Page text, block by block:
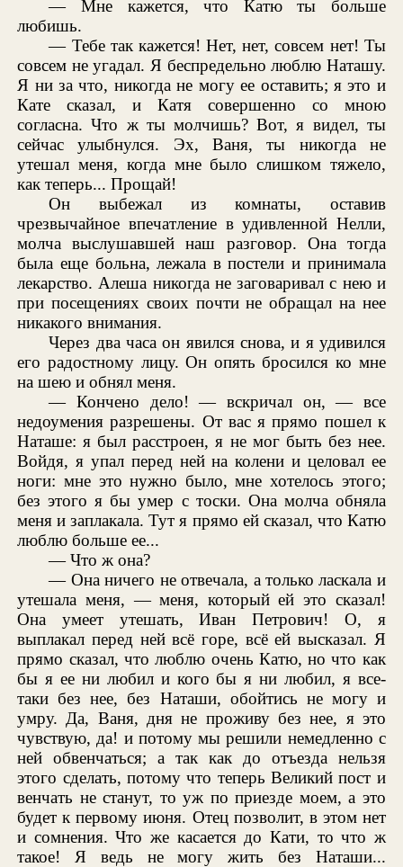
— Мне кажется, что Катю ты больше
любишь.
— Тебе так кажется! Нет, нет, совсем нет! Ты
совсем не угадал. Я беспредельно люблю Наташу.
Я ни за что, никогда не могу ее оставить; я это и
Кате сказал, и Катя совершенно со мною
согласна. Что ж ты молчишь? Вот, я видел, ты
сейчас улыбнулся. Эх, Ваня, ты никогда не
утешал меня, когда мне было слишком тяжело,
как теперь... Прощай!
Он выбежал из комнаты, оставив
чрезвычайное впечатление в удивленной Нелли,
молча выслушавшей наш разговор. Она тогда
была еще больна, лежала в постели и принимала
лекарство. Алеша никогда не заговаривал с нею и
при посещениях своих почти не обращал на нее
никакого внимания.
Через два часа он явился снова, и я удивился
его радостному лицу. Он опять бросился ко мне
на шею и обнял меня.
— Кончено дело! — вскричал он, — все
недоумения разрешены. От вас я прямо пошел к
Наташе: я был расстроен, я не мог быть без нее.
Войдя, я упал перед ней на колени и целовал ее
ноги: мне это нужно было, мне хотелось этого;
без этого я бы умер с тоски. Она молча обняла
меня и заплакала. Тут я прямо ей сказал, что Катю
люблю больше ее...
— Что ж она?
— Она ничего не отвечала, а только ласкала и
утешала меня, — меня, который ей это сказал!
Она умеет утешать, Иван Петрович! О, я
выплакал перед ней всё горе, всё ей высказал. Я
прямо сказал, что люблю очень Катю, но что как
бы я ее ни любил и кого бы я ни любил, я все-
таки без нее, без Наташи, обойтись не могу и
умру. Да, Ваня, дня не проживу без нее, я это
чувствую, да! и потому мы решили немедленно с
ней обвенчаться; а так как до отъезда нельзя
этого сделать, потому что теперь Великий пост и
венчать не станут, то уж по приезде моем, а это
будет к первому июня. Отец позволит, в этом нет
и сомнения. Что же касается до Кати, то что ж
такое! Я ведь не могу жить без Наташи...